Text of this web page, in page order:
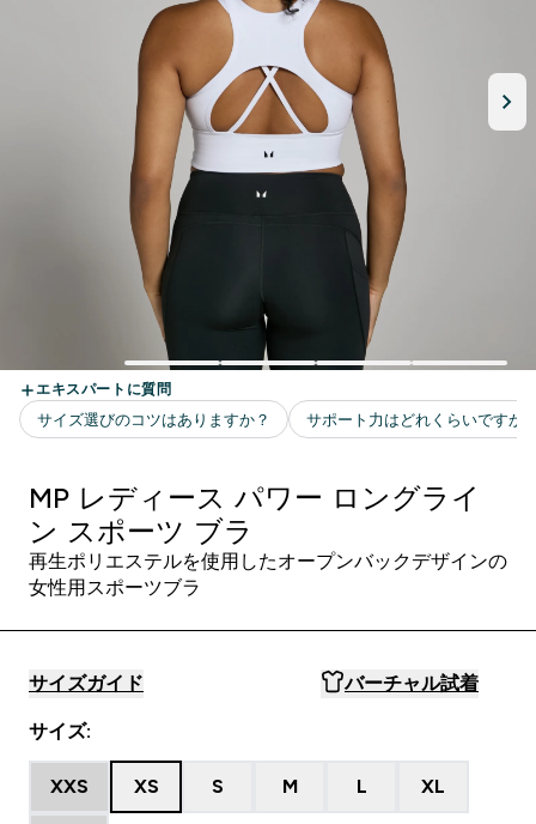
MP レディース パワー ロングライ
ン スポーツ ブラ
再生ポリエステルを使用したオープンバックデザインの
女性用スポーツブラ
サイズガイド バーチャル試着
サイズ:
XXS XS S M L XL